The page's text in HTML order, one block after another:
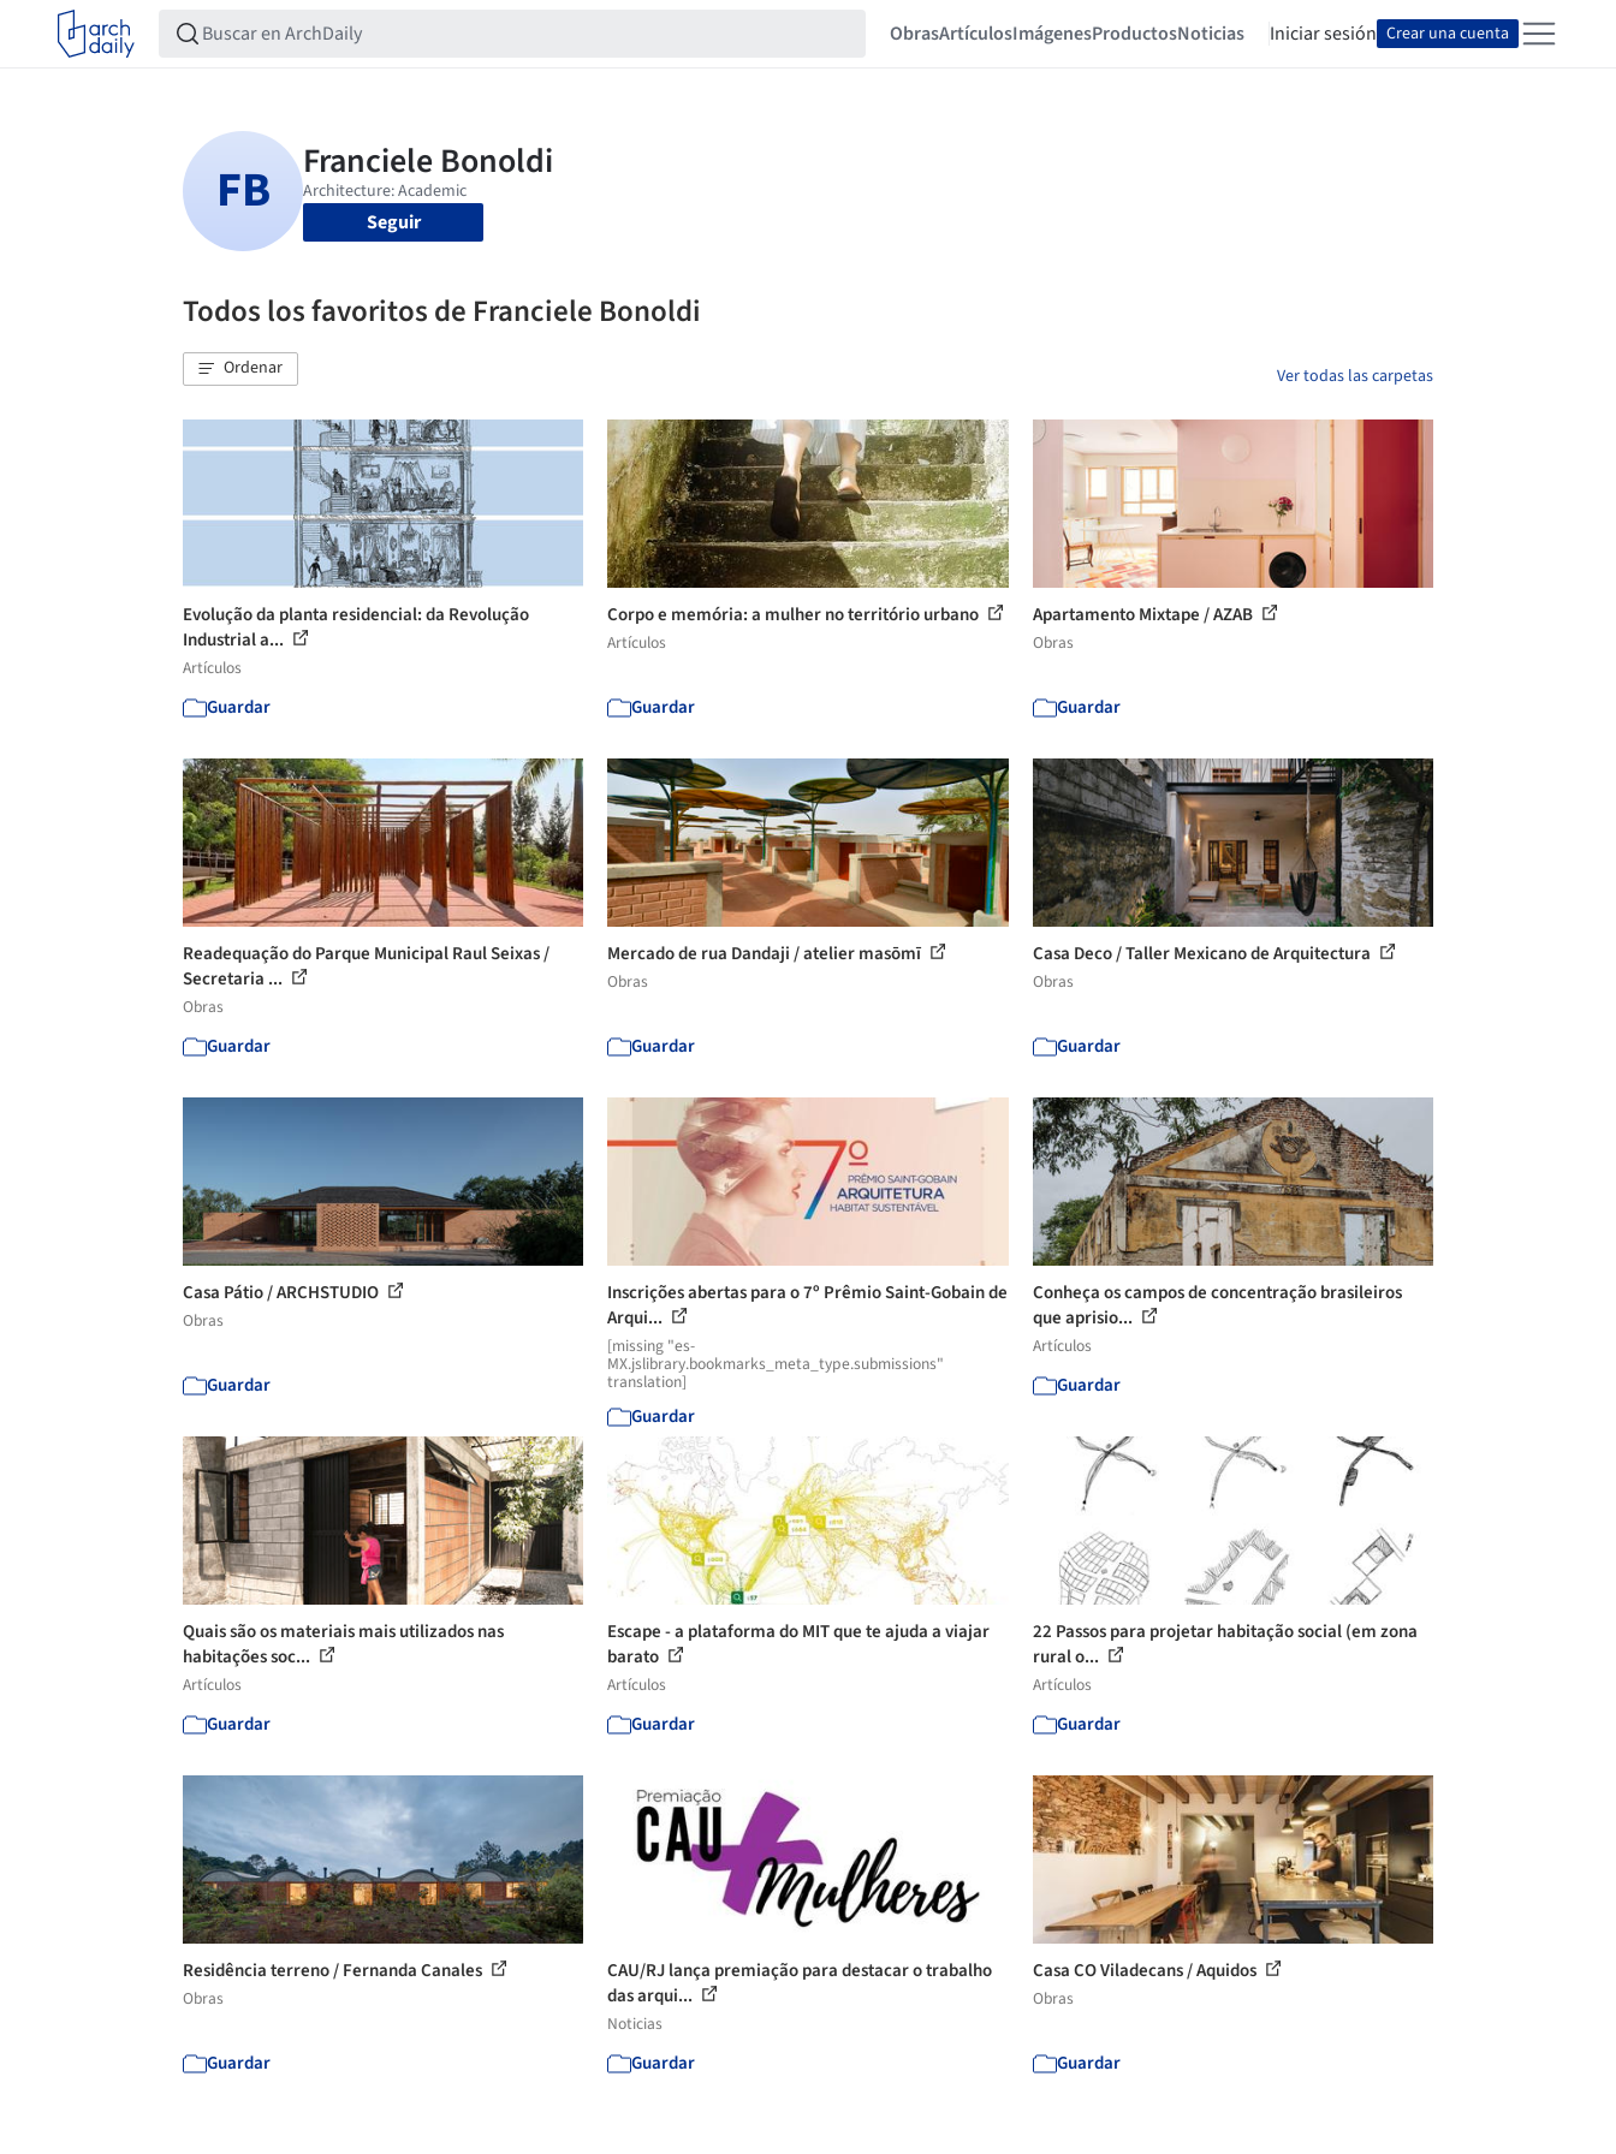
ObrasArtículosImágenesProductosNoticias Iniciar sesión Crear una cuenta
Seguir
Todos los favoritos de Franciele Bonoldi
Ordenar Ver todas las carpetas
Evolução da planta residencial: da Revolução
Industrial a...
Artículos
Guardar
Corpo e memória: a mulher no território urbano
Artículos
Guardar
Apartamento Mixtape / AZAB
Obras
Guardar
Readequação do Parque Municipal Raul Seixas /
Secretaria ...
Obras
Guardar
Mercado de rua Dandaji / atelier masōmī
Obras
Guardar
Casa Deco / Taller Mexicano de Arquitectura
Obras
Guardar
Casa Pátio / ARCHSTUDIO
Obras
Guardar
Inscrições abertas para o 7º Prêmio Saint-Gobain de
Arqui...
[missing "es-
MX.jslibrary.bookmarks_meta_type.submissions"
translation]
Guardar
Conheça os campos de concentração brasileiros
que aprisio...
Artículos
Guardar
Quais são os materiais mais utilizados nas
habitações soc...
Artículos
Guardar
Escape - a plataforma do MIT que te ajuda a viajar
barato
Artículos
Guardar
22 Passos para projetar habitação social (em zona
rural o...
Artículos
Guardar
Residência terreno / Fernanda Canales
Obras
Guardar
CAU/RJ lança premiação para destacar o trabalho
das arqui...
Noticias
Guardar
Casa CO Viladecans / Aquidos
Obras
Guardar